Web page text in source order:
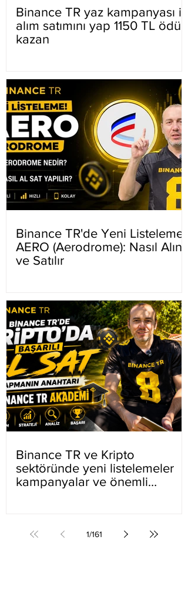
Binance TR yaz kampanyası ilk
alım satımını yap 1150 TL ödül
kazan
Binance TR'de Yeni Listeleme
AERO (Aerodrome): Nasıl Alınır
ve Satılır
Binance TR ve Kripto
sektöründe yeni listelemeler
kampanyalar ve önemli
1/161